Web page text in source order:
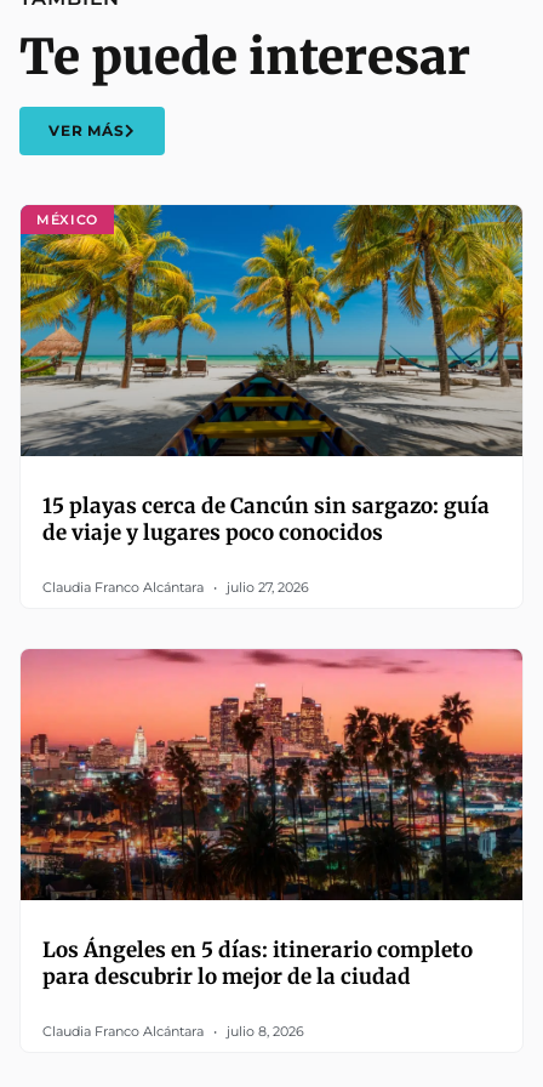
MÉXICO
15 playas cerca de Cancún sin sargazo: guía
de viaje y lugares poco conocidos
Claudia Franco Alcántara julio 27, 2026
Los Ángeles en 5 días: itinerario completo
para descubrir lo mejor de la ciudad
Claudia Franco Alcántara julio 8, 2026
Te puede interesar
VER MÁS